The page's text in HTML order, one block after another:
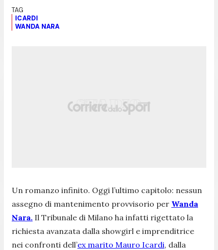
ICARDI
WANDA NARA
Un romanzo infinito. Oggi l’ultimo capitolo: nessun
assegno di mantenimento provvisorio per Wanda
Nara. Il Tribunale di Milano ha infatti rigettato la
richiesta avanzata dalla showgirl e imprenditrice
nei confronti dell’ex marito Mauro Icardi, dalla